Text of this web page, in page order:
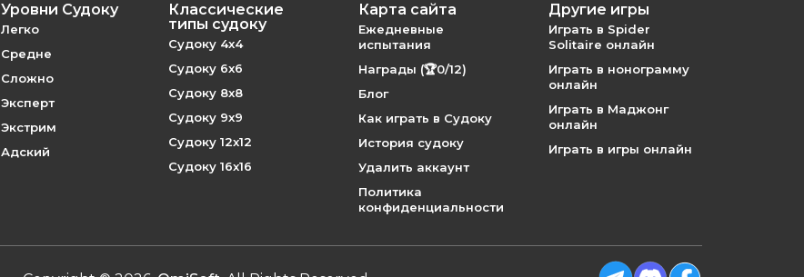
Уровни Судоку
Легко
Средне
Сложно
Эксперт
Экстрим
Адский
Классические
типы судоку
Судоку 4x4
Судоку 6x6
Судоку 8x8
Судоку 9x9
Судоку 12x12
Судоку 16x16
Карта сайта
Ежедневные
испытания
Награды (🏆0/12)
Блог
Как играть в Судоку
История судоку
Удалить аккаунт
Политика
конфиденциальности
Другие игры
Играть в Spider
Solitaire онлайн
Играть в нонограмму
онлайн
Играть в Маджонг
онлайн
Играть в игры онлайн